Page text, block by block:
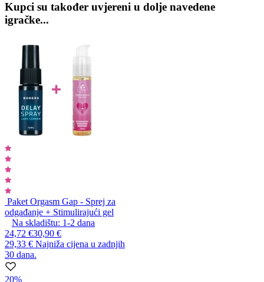
Kupci su također uvjereni u dolje navedene
igračke...
Paket Orgasm Gap - Sprej za
odgađanje + Stimulirajući gel
Na skladištu: 1-2 dana
24,72 €30,90 €
29,33 € Najniža cijena u zadnjih
30 dana.
20%